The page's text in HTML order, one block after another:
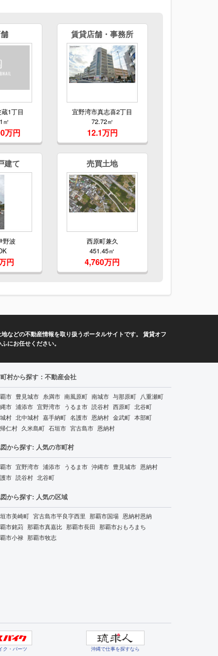
1丁目
㎡
万円
賃貸店舗・事務所
宜野湾市真志喜2丁目
72.72㎡
12.1万円
建て
野波
円
売買土地
西原町兼久
451.45㎡
4,760万円
などの不動産情報を取り扱うポータルサイトです。 賃貸オフ
にお任せください。
村から探す：不動産会社
市 豊見城市 糸満市 南風原町 南城市 与那原町 八重瀬町
市 浦添市 宜野湾市 うるま市 読谷村 西原町 北谷町
村 北中城村 嘉手納町 名護市 恩納村 金武町 本部町
仁村 久米島町 石垣市 宮古島市 恩納村
から探す: 人気の市町村
市 宜野湾市 浦添市 うるま市 沖縄市 豊見城市 恩納村
市 読谷村 北谷町
から探す: 人気の区域
市美崎町 宮古島市平良字西里 那覇市国場 恩納村恩納
市銘苅 那覇市真嘉比 那覇市長田 那覇市おもろまち
市小禄 那覇市牧志
ク・パーツ 沖縄で仕事を探すなら